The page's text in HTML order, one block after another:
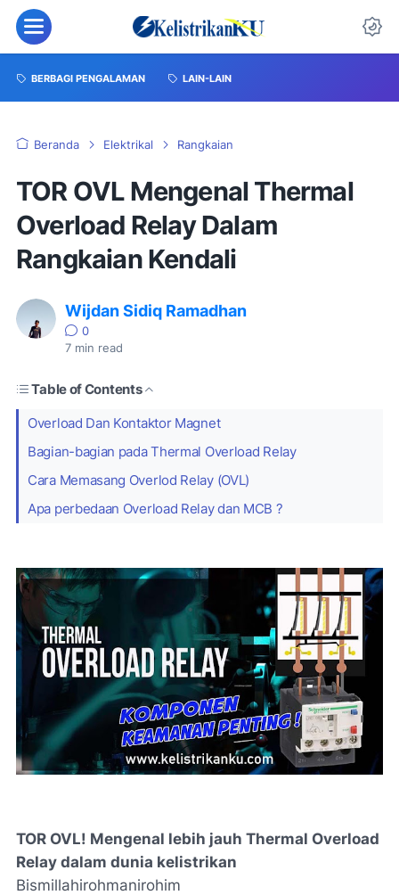
BERBAGI PENGALAMAN LAIN-LAIN
Beranda Elektrikal Rangkaian
TOR OVL Mengenal Thermal
Overload Relay Dalam
Rangkaian Kendali
Wijdan Sidiq Ramadhan
0
7 min read
Table of Contents
Overload Dan Kontaktor Magnet
Bagian-bagian pada Thermal Overload Relay
Cara Memasang Overlod Relay (OVL)
Apa perbedaan Overload Relay dan MCB ?
TOR OVL! Mengenal lebih jauh Thermal Overload
Relay dalam dunia kelistrikan
Bismillahirohmanirohim